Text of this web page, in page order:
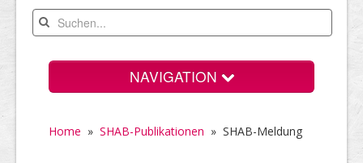
NAVIGATION
Home » SHAB-Publikationen » SHAB-Meldung